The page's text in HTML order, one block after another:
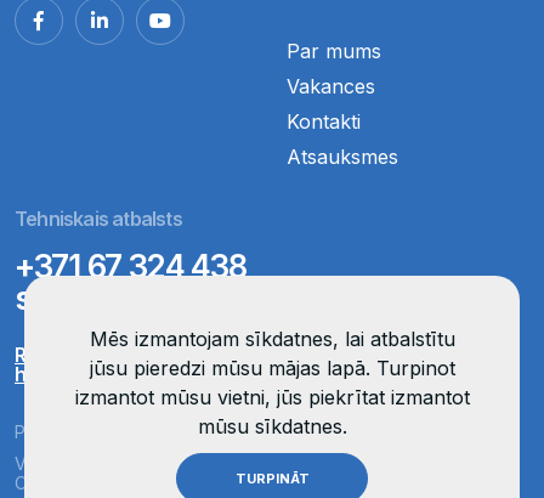
Par mums
Vakances
Kontakti
Atsauksmes
Tehniskais atbalsts
+371 67 324 438
support@opticom.lv
Remote support
help.opticom.lv
Privatuma politika
Visas tiesības aizsargātas
OptiCom ©
Organised by OptiCom
Mēs izmantojam sīkdatnes, lai atbalstītu
jūsu pieredzi mūsu mājas lapā. Turpinot
izmantot mūsu vietni, jūs piekrītat izmantot
mūsu sīkdatnes.
TURPINĀT